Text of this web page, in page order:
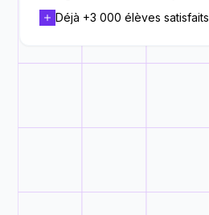
Déjà +3 000 élèves satisfaits